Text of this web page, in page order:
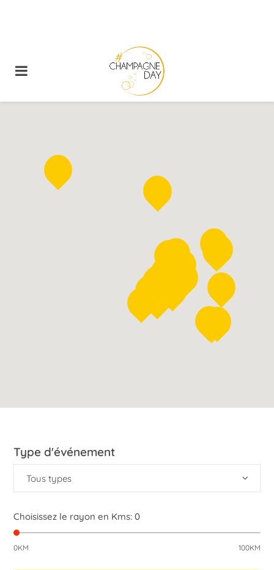
Type d'événement
Tous types
Choisissez le rayon en Kms: 0
0KM 100KM